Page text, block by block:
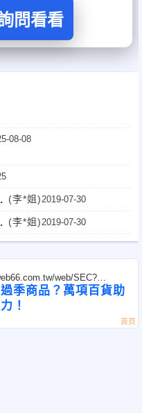
問看看
08-08
(李*姐)2019-07-30
(李*姐)2019-07-30
web/SEC?
季商品？萬項百貨助
！